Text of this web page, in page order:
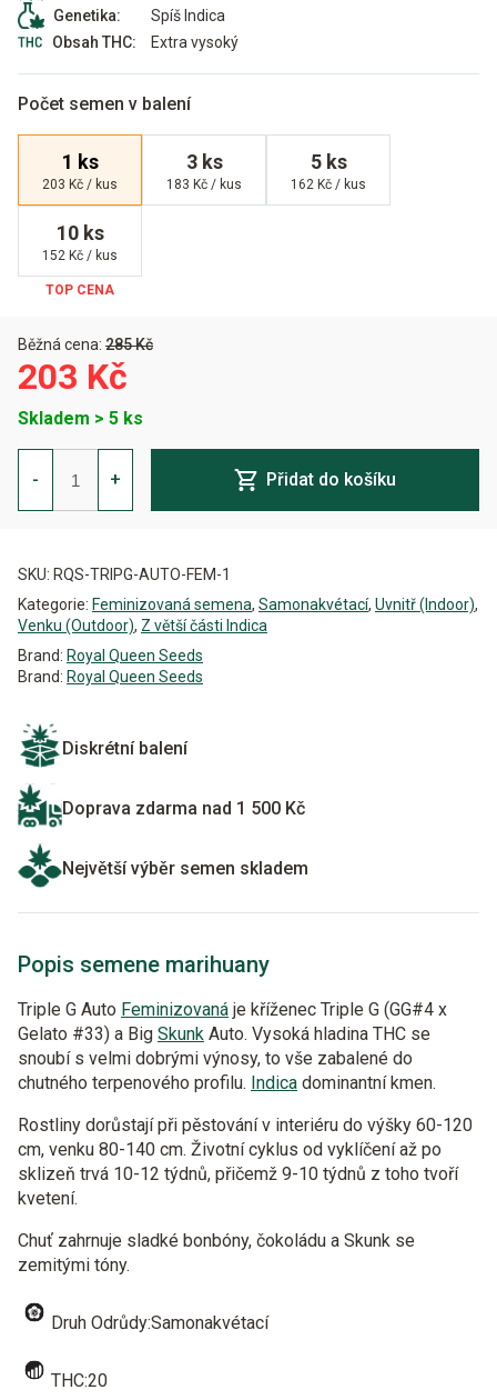
Genetika:
Spíš Indica
Obsah THC:
Extra vysoký
Počet semen v balení
1 ks
203 Kč / kus
3 ks
183 Kč / kus
5 ks
162 Kč / kus
10 ks
152 Kč / kus
Běžná cena: 285 Kč
203 Kč
Skladem > 5 ks
-
Triple
Auto
Feminizovaná
+ Přidat do košíku
SKU: RQS-TRIPG-AUTO-FEM-1
Kategorie: Feminizovaná semena, Samonakvétací, Uvnitř (Indoor),
Venku (Outdoor), Z větší části Indica
Brand: Royal Queen Seeds
Brand: Royal Queen Seeds
Diskrétní balení
Doprava zdarma nad 1 500 Kč
Největší výběr semen skladem
Popis semene marihuany
Triple G Auto Feminizovaná je kříženec Triple G (GG#4 x
Gelato #33) a Big Skunk Auto. Vysoká hladina THC se
snoubí s velmi dobrými výnosy, to vše zabalené do
chutného terpenového profilu. Indica dominantní kmen.
Rostliny dorůstají při pěstování v interiéru do výšky 60-120
cm, venku 80-140 cm. Životní cyklus od vyklíčení až po
sklizeň trvá 10-12 týdnů, přičemž 9-10 týdnů z toho tvoří
kvetení.
Chuť zahrnuje sladké bonbóny, čokoládu a Skunk se
zemitými tóny.
Druh Odrůdy:Samonakvétací
THC:20